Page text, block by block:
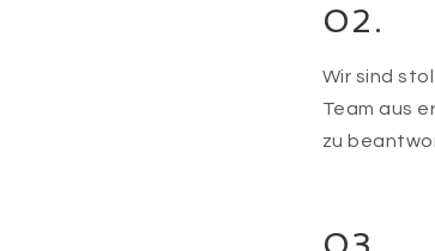
02.
Wir sind
Team aus
zu